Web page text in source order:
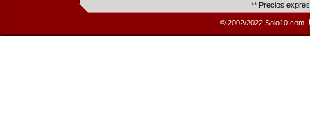
** Precios
© 2002/2022 Solo10.com